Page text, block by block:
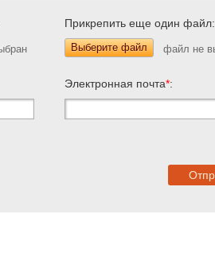
Прикрепить еще один файл:
Выберите файл
Электронная почта*: